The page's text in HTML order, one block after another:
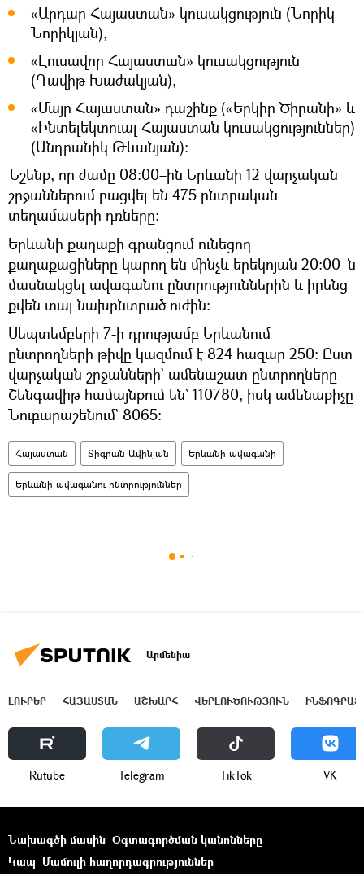
«Արդար Հայաստան» կուսակցություն (Նորիկ
Նորիկյան),
«Լուսավոր Հայաստան» կուսակցություն
(Դավիթ Խաժակյան),
«Մայր Հայաստան» դաշինք («Երկիր Ծիրանի» և
«Ինտելեկտուալ Հայաստան կուսակցություններ)
(Անդրանիկ Թևանյան)։
Նշենք, որ ժամը 08։00–ին Երևանի 12 վարչական
շրջաններում բացվել են 475 ընտրական
տեղամասերի դռները։
Երևանի քաղաքի գրանցում ունեցող
քաղաքացիները կարող են մինչև երեկոյան 20։00–ն
մասնակցել ավագանու ընտրություններին և իրենց
քվեն տալ նախընտրած ուժին։
Սեպտեմբերի 7-ի դրությամբ Երևանում
ընտրողների թիվը կազմում է 824 հազար 250։ Ըստ
վարչական շրջանների` ամենաշատ ընտրողները
Շենգավիթ համայնքում են` 110780, իսկ ամենաքիչը
Նուբարաշենում` 8065։
Հայաստան Տիգրան Ավինյան Երևանի ավագանի
Երևանի ավագանու ընտրություններ
Արմենիա
ԼՈՒՐԵՐ ՀԱՅԱՍՏԱՆ ԱՇԽԱՐՀ ՎԵՐԼՈՒԾՈՒԹՅՈՒՆ
Rutube Telegram ТikТоk VK
Նախագծի մասին Օգտագործման կանոնները
Կապ Մամուլի հաղորդագրություններ